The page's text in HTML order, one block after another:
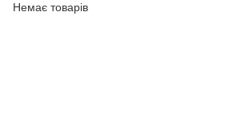
Немає товарів